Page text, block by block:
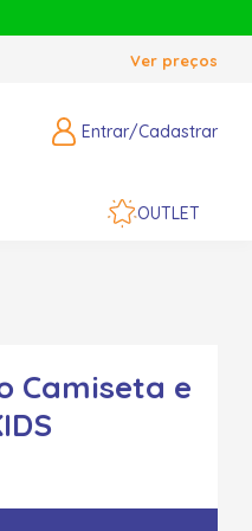
Ver preços
Entrar/Cadastrar
OUTLET
Camiseta e